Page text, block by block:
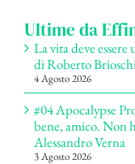
Ultime da
La vita deve essere
di Roberto
4 Agosto 2026
#04 Apocalypse
bene, amico. Non
Alessandro Verna
3 Agosto 2026